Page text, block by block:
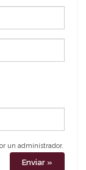
un administrador.